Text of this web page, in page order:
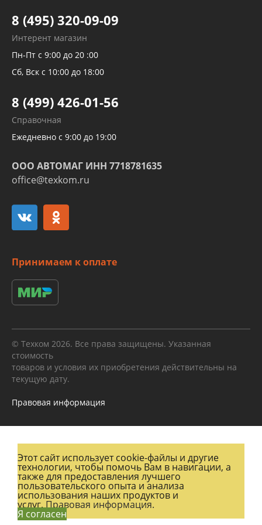
Тормозных трубок
Рукавов гидроусилителей
Рукавов компрессоров и турбин
Трубок кондиционеров
Развертка пайка медных стальных
алюминиевых трубок и штуцеров
8 (495) 320-09-09
Интерент магазин
Пн-Пт с 9:00 до 20 :00
Сб, Вск с 10:00 до 18:00
8 (499) 426-01-56
Справочная
Ежедневно с 9:00 до 19:00
ООО АВТОМАГ ИНН 7718781635
office@texkom.ru
Принимаем к оплате
© Техком 2026. Все права защищены. Указанная
стоимость
товаров и условия их приобретения действительны на
текущую дату.
Правовая информация
Этот сайт использует cookie-файлы и другие
технологии, чтобы помочь Вам в навигации, а
также для предоставления лучшего
пользовательского опыта и анализа
использования наших продуктов и
услуг.Правовая информация.
Я согласен